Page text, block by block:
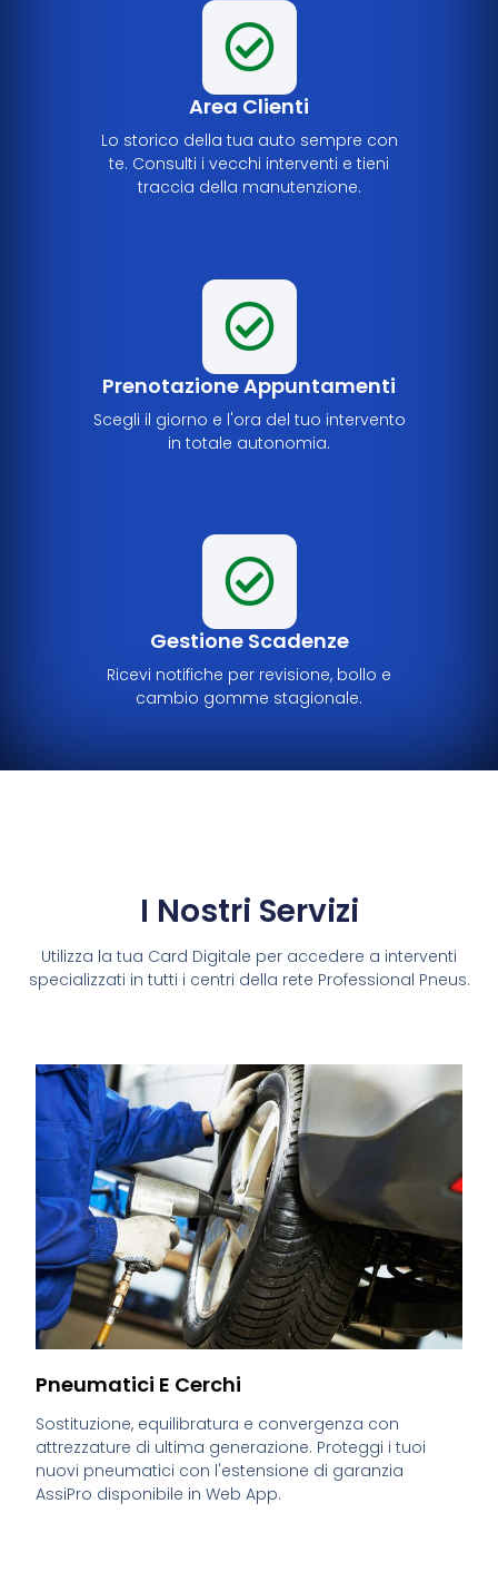
Area Clienti
Lo storico della tua auto sempre con
te. Consulti i vecchi interventi e tieni
traccia della manutenzione.
Prenotazione Appuntamenti
Scegli il giorno e l'ora del tuo intervento
in totale autonomia.
Gestione Scadenze
Ricevi notifiche per revisione, bollo e
cambio gomme stagionale.
I Nostri Servizi
Utilizza la tua Card Digitale per accedere a interventi
specializzati in tutti i centri della rete Professional Pneus.
Pneumatici E Cerchi
Sostituzione, equilibratura e convergenza con
attrezzature di ultima generazione. Proteggi i tuoi
nuovi pneumatici con l'estensione di garanzia
AssiPro disponibile in Web App.